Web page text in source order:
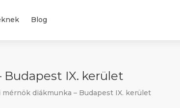
Blog
IX. kerület
diákmunka – Budapest IX. kerület